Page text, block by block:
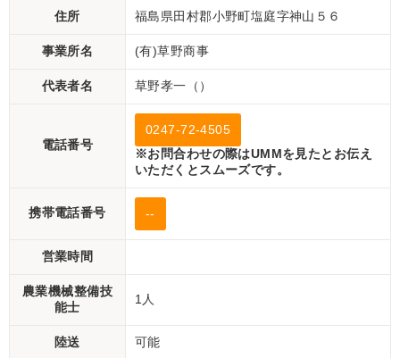
住所 福島県田村郡小野町塩庭字神山５６
事業所名 (有)草野商事
代表者名 草野孝一（）
電話番号
0247-72-4505
※お問合わせの際はUMMを見たとお伝え
いただくとスムーズです。
携帯電話番号 --
営業時間
農業機械整備技
能士
1人
陸送 可能